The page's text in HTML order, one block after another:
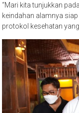
“Mari kita tunjukkan
keindahan alamnya
protokol kesehatan